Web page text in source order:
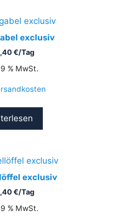
exclusiv
€/Tag
% MwSt.
exclusiv
€/Tag
% MwSt.